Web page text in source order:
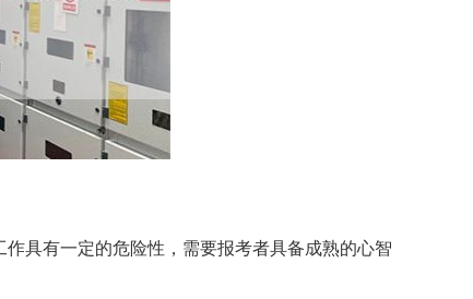
具有一定的危险性，需要报考者具备成熟的心智